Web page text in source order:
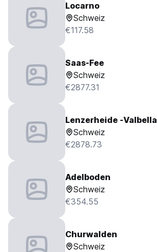
Locarno
Schweiz
€117.58
Saas-Fee
Schweiz
€2877.31
Lenzerheide -Valbella
Schweiz
€2878.73
Adelboden
Schweiz
€354.55
Churwalden
Schweiz